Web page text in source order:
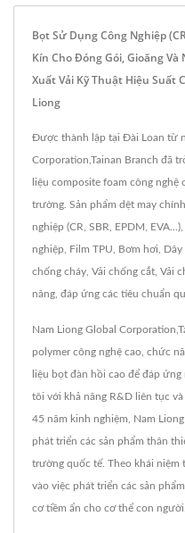
Bọt Sử Dụng Công Nghiệp
Kín Cho Đóng Gói, Gioăng
Xuất Vải Kỹ Thuật Hiệu Suất
Liong
Được thành lập tại Đài Loan từ
Corporation,Tainan Branch đã
liệu composite foam công
trường. Sản phẩm dệt may
nghiệp (CR, SBR, EPDM,
nghiệp, Film TPU, Bơm hơi,
chống cháy, Vải chống cắt, Vải
năng, đáp ứng các tiêu chuẩn
Nam Liong Global
polymer công nghệ cao, chức
liệu bọt đàn hồi cao để đáp
tôi với khả năng R&D liên tục
45 năm kinh nghiệm, Nam
phát triển các sản phẩm thân
trường quốc tế. Theo khái niệm
vào việc phát triển các sản
cơ tiềm ẩn cho cơ thể con người.